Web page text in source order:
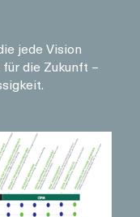
jede Vision
die Zukunft –